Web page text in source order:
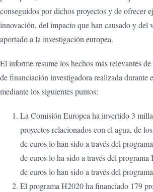
conseguidos por dichos proyectos y de ofrecer
innovación, del impacto que han causado y del
aportado a la investigación europea.
El informe resume los hechos más relevantes
de financiación investigadora realizada durante
mediante los siguientes puntos:
La Comisión Europea ha invertido 3
proyectos relacionados con el agua, de
de euros lo han sido a través del
de euros lo ha sido a través del
de euros lo han sido a través del
El programa H2020 ha financiado 179